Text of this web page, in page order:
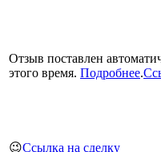
Отзыв поставлен
этого время. Подробнее.
😉Ссылка на сделку